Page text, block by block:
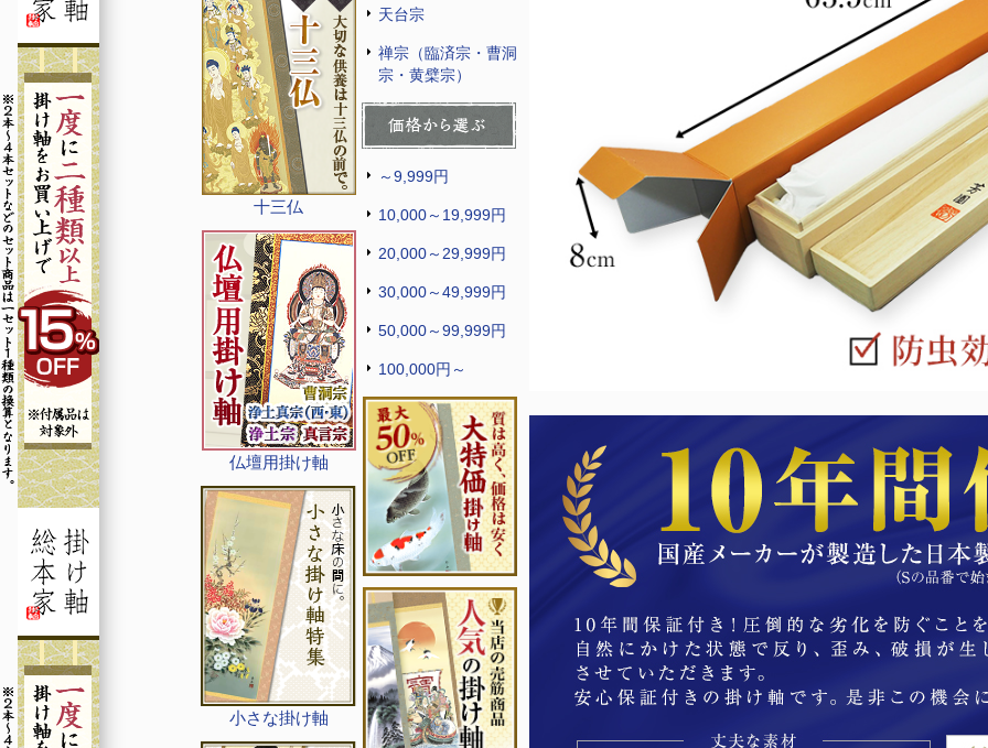
十三仏
仏壇用掛け軸
小さな掛け軸
天台宗
禅宗（臨済宗・曹洞
宗・黄檗宗）
～9,999円
10,000～19,999円
20,000～29,999円
30,000～49,999円
50,000～99,999円
100,000円～